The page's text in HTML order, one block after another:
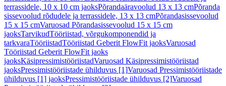
terrassidele, 10 x 10 cm jaoksPõrandaäravoolud 13 x 13 cmPõranda
sissevoolud rõdudele ja terrassidele, 13 x 13 cmPõrandasissevoolud
15 x 15 cmVaruosad Põrandasissevoolud 15 x 15 cm
jaoksTarvikudTööriistad, võrgukomponendid ja
tarkvaraTööriistadTööriistad Geberit FlowFit jaoksVaruosad
Tööriistad Geberit FlowFit jaoks
jaoksKäsipressimistööriistadVaruosad Käsipressimistööriistad
jaoksPressimistööriistade ühilduvus [1]Varuosad Pressimistööriistade
ühilduvus [1] jaoksPressimistööriistade ühilduvus [2]Varuosad